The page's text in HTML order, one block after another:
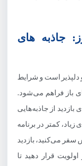
جاذبه های
است و شرایط
باز فراهم می‌شود.
از جاذبه‌هایی
کمتر در برنامه
سفر می‌کنید، بازدید
قرار دهید تا